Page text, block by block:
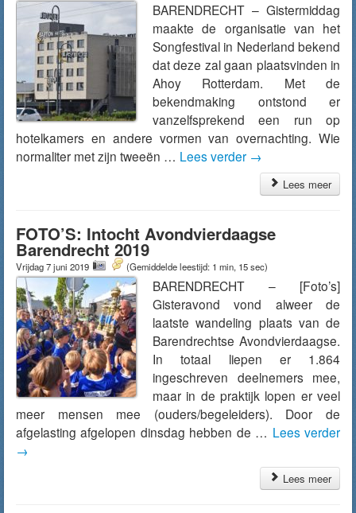
BARENDRECHT – Gistermiddag
maakte de organisatie van het
Songfestival in Nederland bekend
dat deze zal gaan plaatsvinden in
Ahoy Rotterdam. Met de
bekendmaking ontstond er
vanzelfsprekend een run op
hotelkamers en andere vormen van overnachting. Wie
normaliter met zijn tweeën … Lees verder →
Lees meer
FOTO’S: Intocht Avondvierdaagse
Barendrecht 2019
Vrijdag 7 juni 2019 (Gemiddelde leestijd: 1 min, 15 sec)
BARENDRECHT – [Foto’s]
Gisteravond vond alweer de
laatste wandeling plaats van de
Barendrechtse Avondvierdaagse.
In totaal liepen er 1.864
ingeschreven deelnemers mee,
maar in de praktijk lopen er veel
meer mensen mee (ouders/begeleiders). Door de
afgelasting afgelopen dinsdag hebben de … Lees verder
→
Lees meer